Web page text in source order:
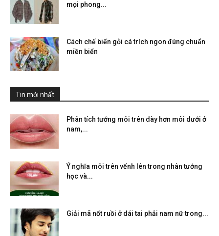
mọi phong...
Cách chế biến gỏi cá trích ngon đúng chuẩn
miền biển
Tin mới nhất
Phân tích tướng môi trên dày hơn môi dưới ở
nam,...
Ý nghĩa môi trên vểnh lên trong nhân tướng
học và...
Giải mã nốt ruồi ở dái tai phải nam nữ trong...